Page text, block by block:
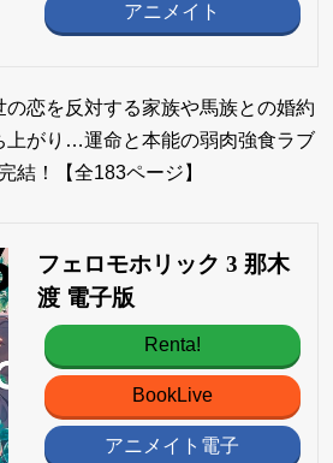
アニメイト
の恋を反対する家族や馬族との婚約
上がり…運命と本能の弱肉強食ラブ
結！【全183ページ】
フェロモホリック 3 那木
渡 電子版
Renta!
BookLive
アニメイト電子